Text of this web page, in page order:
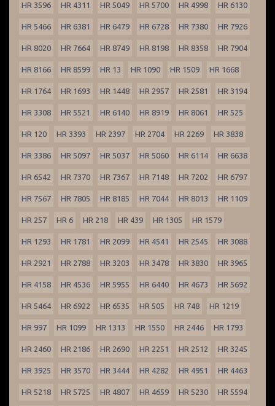
HR 3596 HR 4311 HR 5049 HR 5700 HR 4998 HR 6130
HR 5466 HR 6381 HR 6479 HR 6728 HR 7380 HR 7926
HR 8020 HR 7664 HR 8749 HR 8198 HR 8358 HR 7904
HR 8166 HR 8599 HR 13 HR 1090 HR 1509 HR 1668
HR 1764 HR 1693 HR 1448 HR 2957 HR 2581 HR 3194
HR 3308 HR 5521 HR 6140 HR 8919 HR 8061 HR 525
HR 120 HR 3393 HR 2397 HR 2704 HR 2269 HR 3838
HR 3386 HR 5097 HR 5037 HR 5060 HR 6114 HR 6638
HR 6542 HR 7370 HR 7367 HR 7148 HR 7202 HR 6797
HR 7567 HR 7805 HR 8185 HR 7044 HR 8013 HR 1109
HR 257 HR 6 HR 218 HR 439 HR 1305 HR 1579
HR 1293 HR 1781 HR 2099 HR 4541 HR 2545 HR 3088
HR 2921 HR 2788 HR 3203 HR 3478 HR 3830 HR 3965
HR 4158 HR 4536 HR 5955 HR 6440 HR 4673 HR 5692
HR 5464 HR 6922 HR 6535 HR 505 HR 748 HR 1219
HR 997 HR 1099 HR 1313 HR 1550 HR 2446 HR 1793
HR 2460 HR 2186 HR 2690 HR 2251 HR 2512 HR 3245
HR 3925 HR 3570 HR 3444 HR 4282 HR 4951 HR 4463
HR 5218 HR 5725 HR 4807 HR 4659 HR 5230 HR 5594